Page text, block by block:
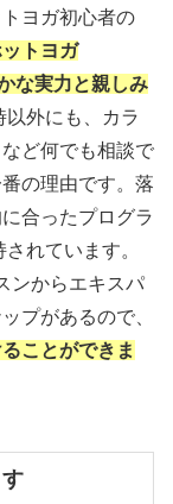
ヨガ初心者の
トヨガ
な実力と親しみ
以外にも、カラ
ど何でも相談で
の理由です。落
合ったプログラ
れています。
ンからエキスパ
プがあるので、
ことができま